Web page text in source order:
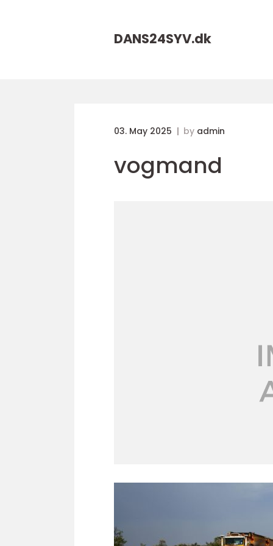
DANS24SYV.dk
03. May 2025 by admin
vogmand